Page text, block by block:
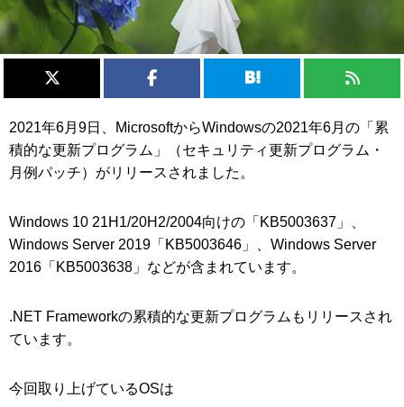
2021年6月9日、MicrosoftからWindowsの2021年6月の「累
積的な更新プログラム」（セキュリティ更新プログラム・
月例パッチ）がリリースされました。
Windows 10 21H1/20H2/2004向けの「KB5003637」、
Windows Server 2019「KB5003646」、Windows Server
2016「KB5003638」などが含まれています。
.NET Frameworkの累積的な更新プログラムもリリースされ
ています。
今回取り上げているOSは